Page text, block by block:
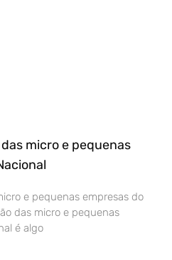
micro e pequenas
e pequenas empresas do
das micro e pequenas
é algo